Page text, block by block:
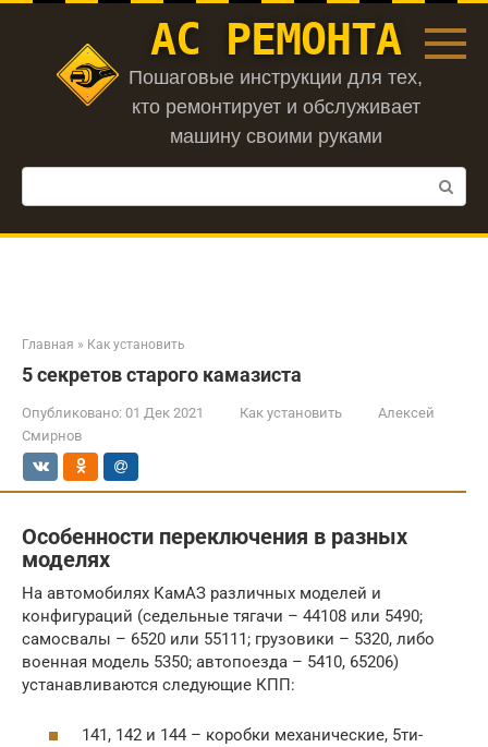
Перейти
АС РЕМОНТА
Пошаговые инструкции для тех,
кто ремонтирует и обслуживает
машину своими руками
Поиск:
Главная » Как установить
5 секретов старого камазиста
Опубликовано: 01 Дек 2021 Как установить
Алексей
Смирнов
Особенности переключения в разных
моделях
На автомобилях КамАЗ различных моделей и
конфигураций (седельные тягачи – 44108 или 5490;
самосвалы – 6520 или 55111; грузовики – 5320, либо
военная модель 5350; автопоезда – 5410, 65206)
устанавливаются следующие КПП:
141, 142 и 144 – коробки механические, 5ти-